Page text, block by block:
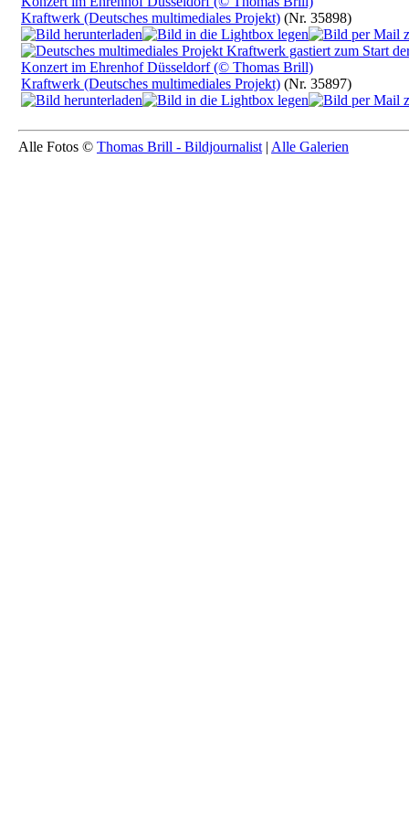
Kraftwerk (Deutsches multimediales Projekt) (Nr. 35898)
Kraftwerk (Deutsches multimediales Projekt) (Nr. 35897)
Alle Fotos © Thomas Brill - Bildjournalist | Alle Galerien